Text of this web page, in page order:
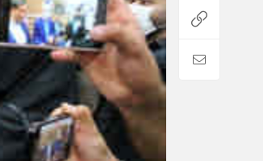
*فرهنگی
ایثار و شهادت